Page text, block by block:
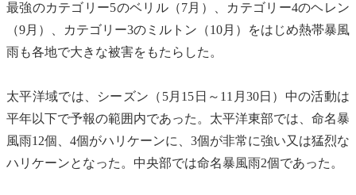
最強のカテゴリー5のベリル（7月）、カテゴリー4のヘレン
（9月）、カテゴリー3のミルトン（10月）をはじめ熱帯暴風
雨も各地で大きな被害をもたらした。
太平洋域では、シーズン（5月15日～11月30日）中の活動は
平年以下で予報の範囲内であった。太平洋東部では、命名暴
風雨12個、4個がハリケーンに、3個が非常に強い又は猛烈な
ハリケーンとなった。中央部では命名暴風雨2個であった。